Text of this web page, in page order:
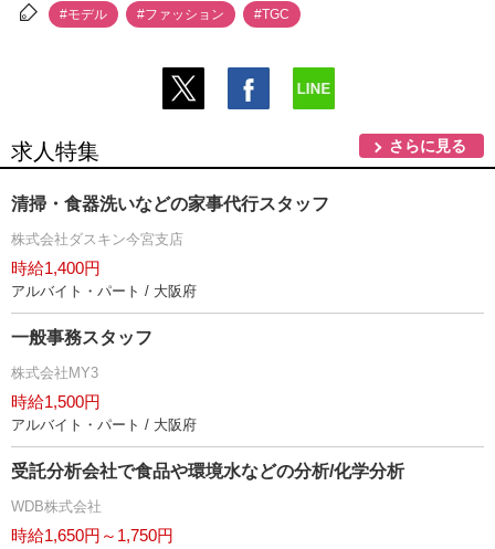
#モデル #ファッション #TGC
求人特集 さらに見る
清掃・食器洗いなどの家事代行スタッフ
株式会社ダスキン今宮支店
時給1,400円
アルバイト・パート / 大阪府
一般事務スタッフ
株式会社MY3
時給1,500円
アルバイト・パート / 大阪府
受託分析会社で食品や環境水などの分析/化学分析
WDB株式会社
時給1,650円～1,750円